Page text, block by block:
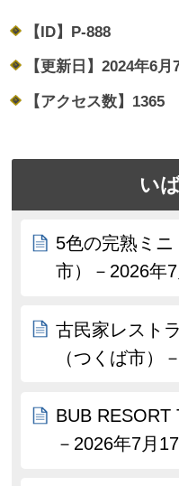
【ID】 P-888
【更新日】 2024年6月
【アクセス数】 1365
い
5色の完熟ミ
市）－2026年
古民家レスト
（つくば市）
BUB RESORT
－2026年7月